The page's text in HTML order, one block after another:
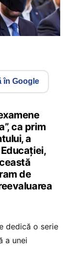
în Google
ca prim
a
de
dedică o serie
a unei